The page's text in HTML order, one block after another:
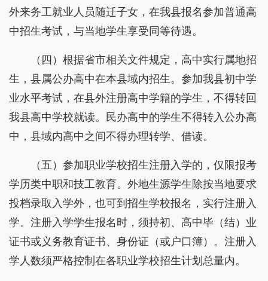
外来务工就业人员随迁子女，在我县报名参加普通高
中招生考试，与当地学生享受同等待遇。
（四）根据省市相关文件规定，高中实行属地招
生，县属公办高中在本县域内招生。参加我县初中学
业水平考试，在县外注册高中学籍的学生，不得转回
我县高中学校就读。民办高中的学生不得转入公办高
中，县域内高中之间不得办理转学、借读。
（五）参加职业学校招生注册入学的，仅限报考
学历类中职和技工教育。外地生源学生除按当地要求
投档录取入学外，也可到招生学校报名，实行注册入
学。注册入学学生报名时，须持初、高中毕（结）业
证书或义务教育证书、身份证（或户口簿）。注册入
学人数须严格控制在各职业学校招生计划总量内。